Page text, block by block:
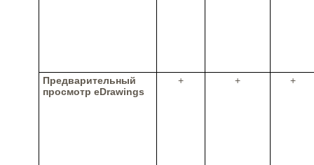
Предварительный
просмотр eDrawings
+ + +